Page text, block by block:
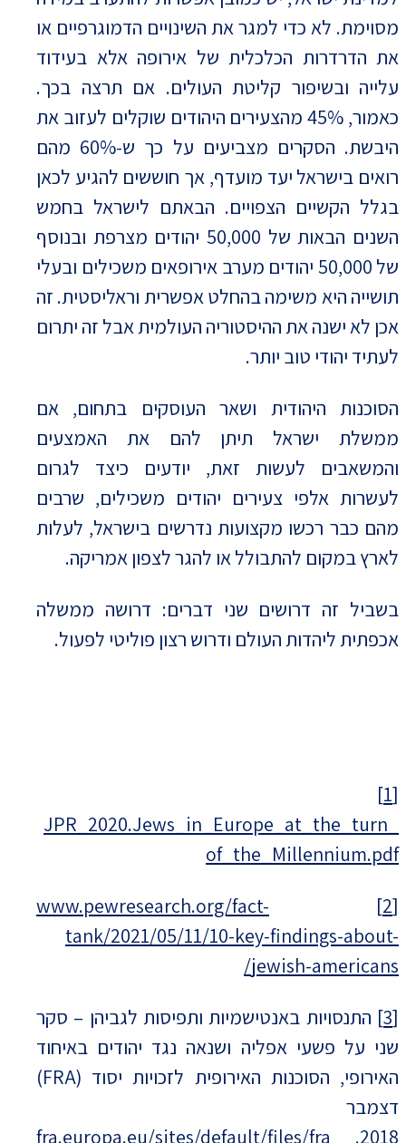
מסוימת. לא כדי למגר את השינויים הדמוגרפיים או
את הדרדרות הכלכלית של אירופה אלא בעידוד
עלייה ובשיפור קליטת העולים. אם תרצה בכך.
כאמור, 45% מהצעירים היהודים שוקלים לעזוב את
היבשת. הסקרים מצביעים על כך ש-60% מהם
רואים בישראל יעד מועדף, אך חוששים להגיע לכאן
בגלל הקשיים הצפויים. הבאתם לישראל בחמש
השנים הבאות של 50,000 יהודים מצרפת ובנוסף
של 50,000 יהודים מערב אירופאים משכילים ובעלי
תושייה היא משימה בהחלט אפשרית וראליסטית. זה
אכן לא ישנה את ההיסטוריה העולמית אבל זה יתרום
לעתיד יהודי טוב יותר.
הסוכנות היהודית ושאר העוסקים בתחום, אם
ממשלת ישראל תיתן להם את האמצעים
והמשאבים לעשות זאת, יודעים כיצד לגרום
לעשרות אלפי צעירים יהודים משכילים, שרבים
מהם כבר רכשו מקצועות נדרשים בישראל, לעלות
לארץ במקום להתבולל או להגר לצפון אמריקה.
בשביל זה דרושים שני דברים: דרושה ממשלה
אכפתית ליהדות העולם ודרוש רצון פוליטי לפעול.
[1]
JPR_2020.Jews_in_Europe_at_the_turn_
of_the_Millennium.pdf
[2]
www.pewresearch.org/fact-
tank/2021/05/11/10-key-findings-about-
jewish-americans/
[3]
התנסויות באנטישמיות ותפיסות לגביהן – סקר
שני על פשעי אפליה ושנאה נגד יהודים באיחוד
האירופי, הסוכנות האירופית לזכויות יסוד (FRA)
דצמבר
2018.
fra.europa.eu/sites/default/files/fra_